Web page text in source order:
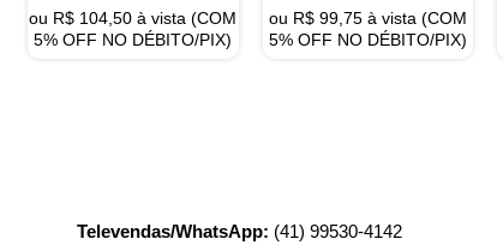
ou R$ 104,50 à vista (COM
5% OFF NO DÉBITO/PIX)
ou R$99,75 à vista (COM
5% OFF NO DÉBITO/PIX)
Televendas/WhatsApp: (41) 99530-4142